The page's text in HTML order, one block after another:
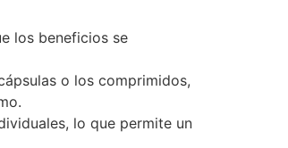
los beneficios se
o los comprimidos,
lo que permite un